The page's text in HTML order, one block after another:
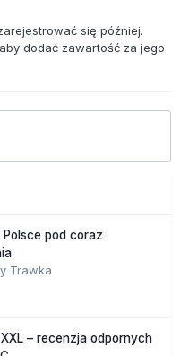
się później.
aby dodać zawartość za jego
pod coraz
Trawka
– recenzja odpornych